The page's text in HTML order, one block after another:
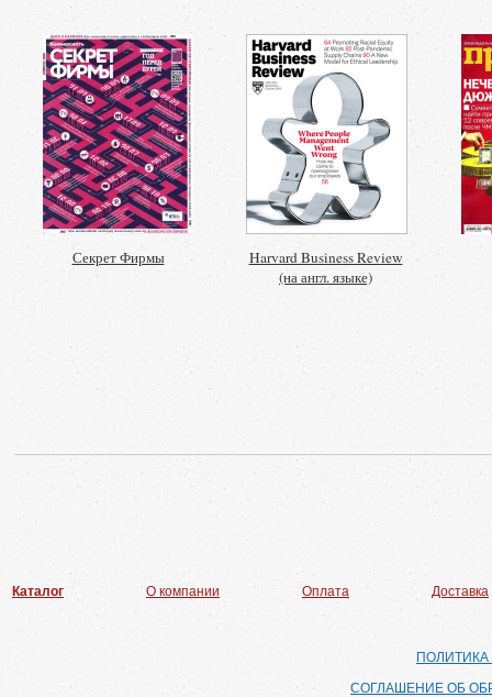
Секрет Фирмы
Harvard Business Review
(на англ. языке)
Каталог О компании Оплата Доставка
СОГЛАШЕНИЕ ОБ